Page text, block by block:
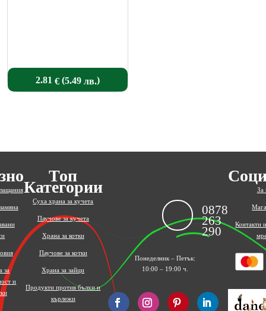
2.81 € (5.49 лв.)
за
и
Топ
Категории
Суха храна за кучета
Паучове за кучета
Храна за котки
Паучове за котки
Храна за зайци
Продукти против бълхи и
кърлежи
0878
263
290
Понеделник – Петък:
10:00 – 19:00 ч.
За
Контакти